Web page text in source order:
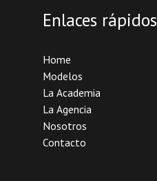
Enlaces rápidos
Home
Modelos
La Academia
La Agencia
Nosotros
Contacto